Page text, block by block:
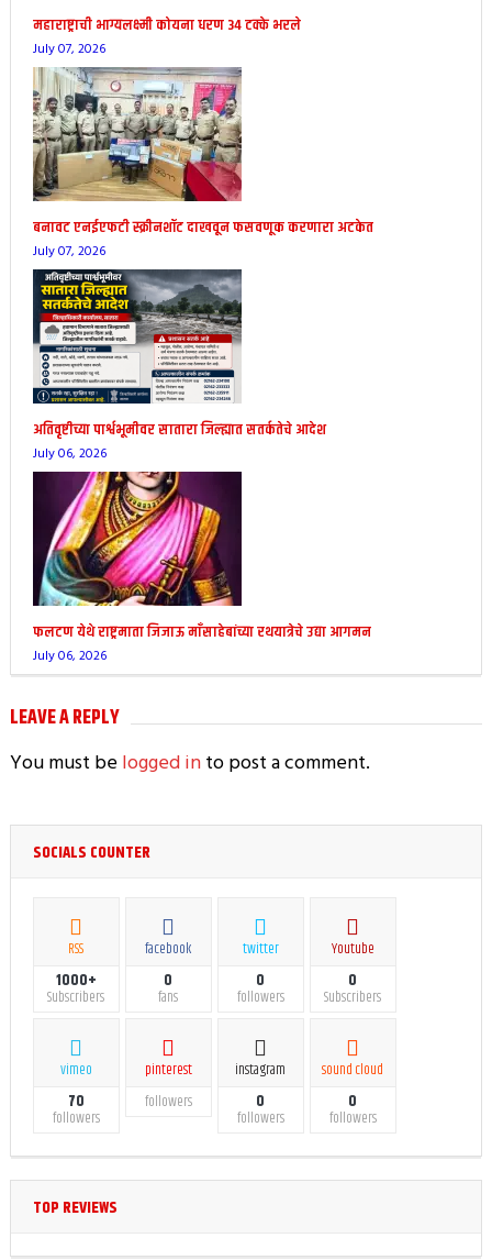
महाराष्ट्राची भाग्यलक्ष्मी कोयना धरण 34 टक्के भरले
July 07, 2026
बनावट एनईएफटी स्क्रीनशॉट दाखवून फसवणूक करणारा अटकेत
July 07, 2026
अतिवृष्टीच्या पार्श्वभूमीवर सातारा जिल्ह्यात सतर्कतेचे आदेश
July 06, 2026
फलटण येथे राष्ट्रमाता जिजाऊ माँसाहेबांच्या रथयात्रेचे उद्या आगमन
July 06, 2026
LEAVE A REPLY
You must belogged into post a comment.
SOCIALS COUNTER
RSS
1000+
Subscribers
facebook
0
fans
twitter
0
followers
Youtube
0
Subscribers
vimeo
70
followers
pinterest
followers
instagram
0
followers
sound cloud
0
followers
TOP REVIEWS